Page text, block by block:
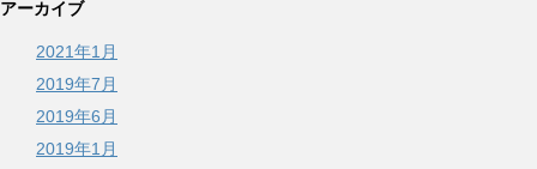
アーカイブ
2021年1月
2019年7月
2019年6月
2019年1月